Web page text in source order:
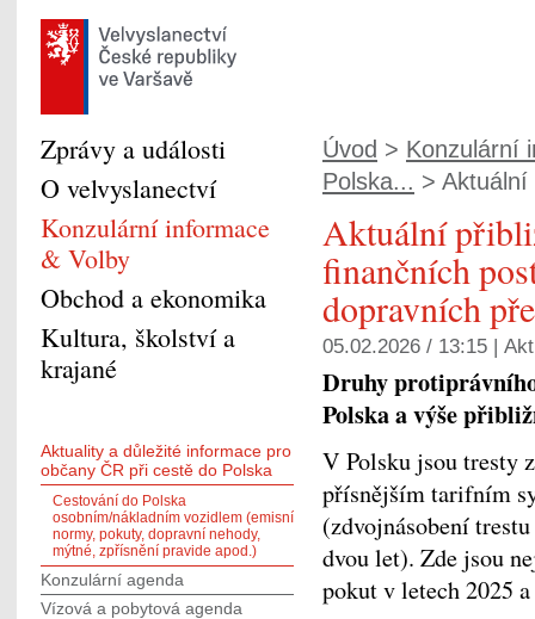
Úvod > Konzulární
Polska... >
Aktuální
finančních
dopravních
05.02.2026 / 13:15 |
Druhy
Polska a výše
V Polsku jsou tresty
přísnějším tarifním
(zdvojnásobení
dvou let). Zde jsou
pokut v letech 2025
Zprávy a události
O velvyslanectví
Konzulární informace
& Volby
Obchod a ekonomika
Kultura, školství a
krajané
Aktuality a důležité informace pro
občany ČR při cestě do Polska
Cestování do Polska
osobním/nákladním vozidlem (emisní
normy, pokuty, dopravní nehody,
mýtné, zpřísnění pravide apod.)
Konzulární agenda
Vízová a pobytová agenda